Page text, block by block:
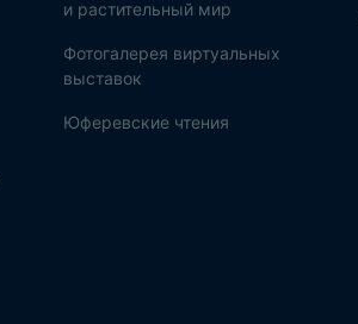
и растительный мир
Фотогалерея виртуальных
выставок
Юферевские чтения